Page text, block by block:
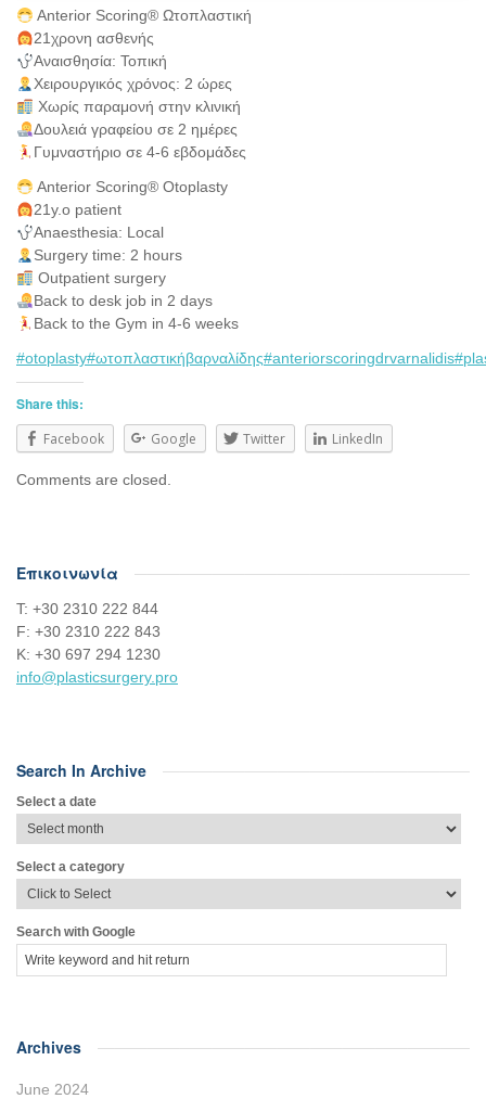
Anterior Scoring® Ωτοπλαστική
21χρονη ασθενής
Αναισθησία: Τοπική
Χειρουργικός χρόνος: 2 ώρες
Χωρίς παραμονή στην κλινική
Δουλειά γραφείου σε 2 ημέρες
Γυμναστήριο σε 4-6 εβδομάδες
Anterior Scoring® Otoplasty
21y.o patient
Anaesthesia: Local
Surgery time: 2 hours
Outpatient surgery
Back to desk job in 2 days
Back to the Gym in 4-6 weeks
#otoplasty#ωτοπλαστικήβαρναλίδης#anteriorscoringdrvarnalidis
Share this:
Facebook Google Twitter LinkedIn
Comments are closed.
Επικοινωνία
Τ: +30 2310 222 844
F: +30 2310 222 843
Κ: +30 697 294 1230
info@plasticsurgery.pro
Search In Archive
Select a date
Select a category
Search with Google
Archives
June 2024